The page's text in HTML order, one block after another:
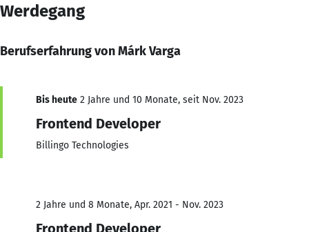
Werdegang
Berufserfahrung von Márk Varga
Bis heute 2 Jahre und 10 Monate, seit Nov. 2023
Frontend Developer
Billingo Technologies
2 Jahre und 8 Monate, Apr. 2021 - Nov. 2023
Frontend Developer